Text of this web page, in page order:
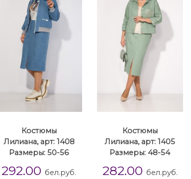
Костюмы
Лилиана, арт: 1408
Размеры: 50-56
292.00 бел.руб.
Костюмы
Лилиана, арт: 1405
Размеры: 48-54
282.00 бел.руб.